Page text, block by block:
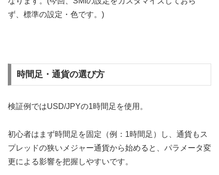
ず、標準の設定・色です。)
時間足・通貨の選び方
検証例ではUSD/JPYの1時間足を使用。
初心者はまず時間足を固定（例：1時間足）し、通貨もス
プレッドの狭いメジャー通貨から始めると、パラメータ変
更による影響を把握しやすいです。